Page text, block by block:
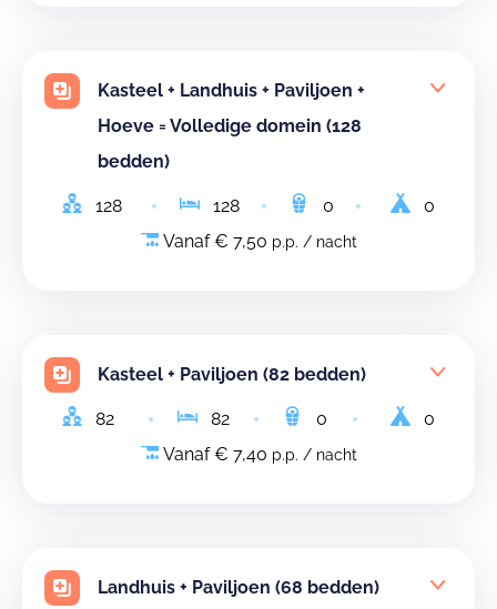
Kasteel + Landhuis + Paviljoen +
Hoeve = Volledige domein (128
bedden)
128 128 0
0
Vanaf € 7,50 p.p. / nacht
Kasteel + Paviljoen (82 bedden)
82 82 0
0
Vanaf € 7,40 p.p. / nacht
Landhuis + Paviljoen (68 bedden)